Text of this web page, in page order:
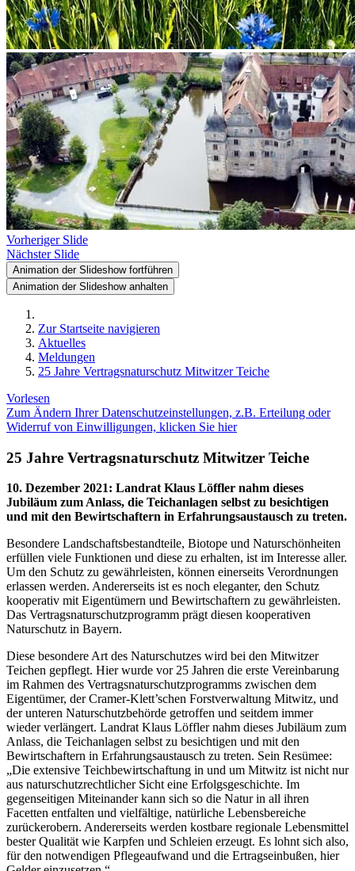
Vorheriger Slide
Nächster Slide
Animation der Slideshow fortführen
Animation der Slideshow anhalten
Zur Startseite navigieren
Aktuelles
Meldungen
25 Jahre Vertragsnaturschutz Mitwitzer Teiche
Vorlesen
Zum Ändern Ihrer Datenschutzeinstellungen, z.B. Erteilung oder
Widerruf von Einwilligungen, klicken Sie hier
25 Jahre Vertragsnaturschutz Mitwitzer Teiche
10. Dezember 2021: Landrat Klaus Löffler nahm dieses
Jubiläum zum Anlass, die Teichanlagen selbst zu besichtigen
und mit den Bewirtschaftern in Erfahrungsaustausch zu treten.
Besondere Landschaftsbestandteile, Biotope und Naturschönheiten
erfüllen viele Funktionen und diese zu erhalten, ist im Interesse aller.
Um den Schutz zu gewährleisten, können einerseits Verordnungen
erlassen werden. Andererseits ist es noch eleganter, den Schutz
kooperativ mit Eigentümern und Bewirtschaftern zu gewährleisten.
Das Vertragsnaturschutzprogramm prägt diesen kooperativen
Naturschutz in Bayern.
Diese besondere Art des Naturschutzes wird bei den Mitwitzer
Teichen gepflegt. Hier wurde vor 25 Jahren die erste Vereinbarung
im Rahmen des Vertragsnaturschutzprogramms zwischen dem
Eigentümer, der Cramer-Klett’schen Forstverwaltung Mitwitz, und
der unteren Naturschutzbehörde getroffen und seitdem immer
wieder verlängert. Landrat Klaus Löffler nahm dieses Jubiläum zum
Anlass, die Teichanlagen selbst zu besichtigen und mit den
Bewirtschaftern in Erfahrungsaustausch zu treten. Sein Resümee:
„Die extensive Teichbewirtschaftung in und um Mitwitz ist nicht nur
aus naturschutzrechtlicher Sicht eine Erfolgsgeschichte. Im
gegenseitigen Miteinander kann sich so die Natur in all ihren
Facetten entfalten und vielfältige, natürliche Lebensbereiche
zurückerobern. Andererseits werden kostbare regionale Lebensmittel
bester Qualität wie Karpfen und Schleien erzeugt. Es lohnt sich also,
für den notwendigen Pflegeaufwand und die Ertragseinbußen, hier